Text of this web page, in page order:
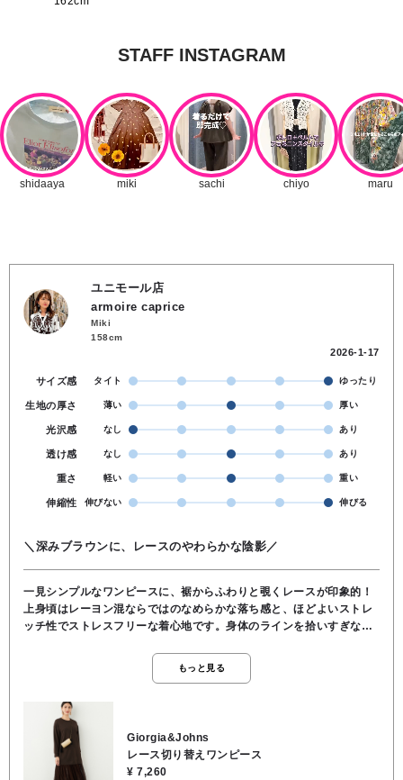
ユニモール店
armoire caprice
Miki
158cm
2026-1-17
サイズ感 タイト ゆったり
生地の厚さ 薄い 厚い
光沢感 なし あり
透け感 なし あり
重さ 軽い 重い
伸縮性 伸びない 伸びる
＼深みブラウンに、レースのやわらかな陰影／
一見シンプルなワンピースに、裾からふわりと覗くレースが印象的！
上身頃はレーヨン混ならではのなめらかな落ち感と、ほどよいストレ
ッチ性でストレスフリーな着心地です。身体のラインを拾いすぎない
レースを切り替え、歩くたびに軽やかな揺れを演出♪甘くなりすぎない
レース使いなので、ブーツやフラットシューズとも好相性。レース部
りキープ！「楽なのにちょっとオシャレに見える」を叶える、大人の
日常に寄り添うワンピースです☆●裏地なし●透け感レース部分のみあ
り●ポケットなし●お洗濯可●本体／レーヨン60％, ナイロン35％,
ポリウレタン5％, レース部／ポリエステル100％
もっと見る
Giorgia&Johns
レース切り替えワンピース
¥ 7,260